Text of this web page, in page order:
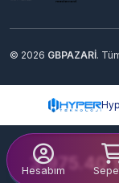
3,975.40
Hesabım
© 2026 GBPAZARİ.